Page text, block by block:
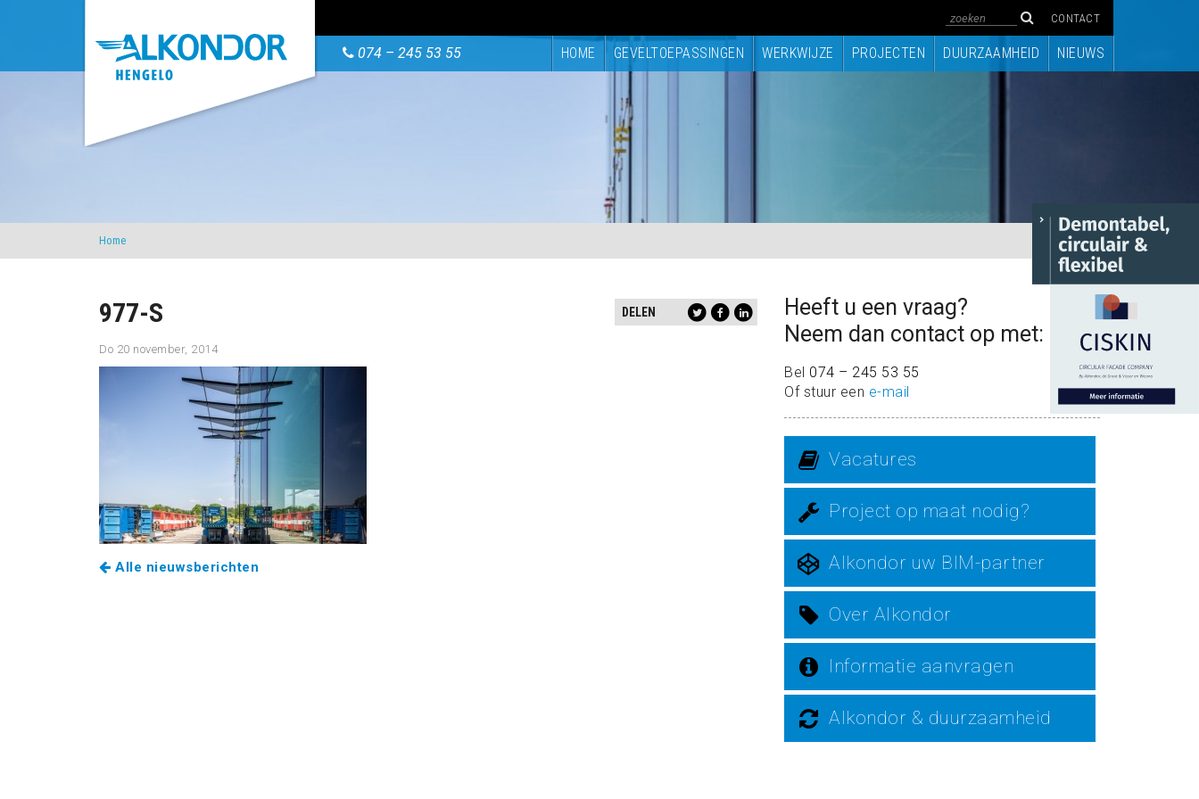
CONTACT
074 – 245 53 55 HOME GEVELTOEPASSINGEN WERKWIJZE PROJECTEN DUURZAAMHEID NIEUWS
Home
DELEN
977-S
Do 20 november, 2014
Alle nieuwsberichten
Heeft u een vraag?
Neem dan contact op met:
Bel 074 – 245 53 55
Of stuur een e-mail
Vacatures
Project op maat nodig?
Alkondor uw BIM-partner
Over Alkondor
Informatie aanvragen
Alkondor & duurzaamheid